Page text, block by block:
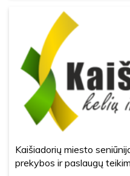
Kaišiadorių miesto
prekybos ir paslaugų